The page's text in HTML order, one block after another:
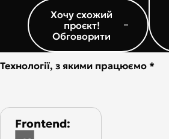
Хочу схожий
проєкт!
Обговорити
Технології, з якими працюємо *
Frontend: